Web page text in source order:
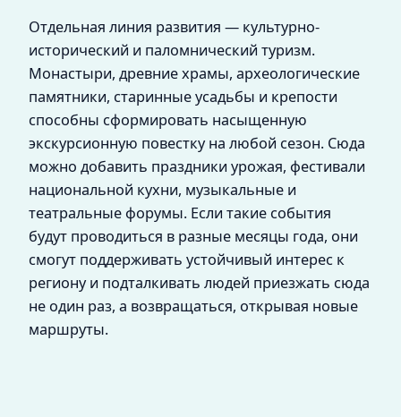
Отдельная линия развития — культурно-
исторический и паломнический туризм.
Монастыри, древние храмы, археологические
памятники, старинные усадьбы и крепости
способны сформировать насыщенную
экскурсионную повестку на любой сезон. Сюда
можно добавить праздники урожая, фестивали
национальной кухни, музыкальные и
театральные форумы. Если такие события
будут проводиться в разные месяцы года, они
смогут поддерживать устойчивый интерес к
региону и подталкивать людей приезжать сюда
не один раз, а возвращаться, открывая новые
маршруты.